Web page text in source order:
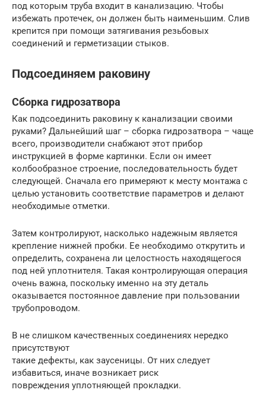
под которым труба входит в канализацию. Чтобы
избежать протечек, он должен быть наименьшим. Слив
крепится при помощи затягивания резьбовых
соединений и герметизации стыков.
Подсоединяем раковину
Сборка гидрозатвора
Как подсоединить раковину к канализации своими
руками? Дальнейший шаг – сборка гидрозатвора – чаще
всего, производители снабжают этот прибор
инструкцией в форме картинки. Если он имеет
колбообразное строение, последовательность будет
следующей. Сначала его примеряют к месту монтажа с
целью установить соответствие параметров и делают
необходимые отметки.
Затем контролируют, насколько надежным является
крепление нижней пробки. Ее необходимо открутить и
определить, сохранена ли целостность находящегося
под ней уплотнителя. Такая контролирующая операция
очень важна, поскольку именно на эту деталь
оказывается постоянное давление при пользовании
трубопроводом.
В не слишком качественных соединениях нередко
присутствуют
такие дефекты, как заусеницы. От них следует
избавиться, иначе возникает риск
повреждения уплотняющей прокладки.